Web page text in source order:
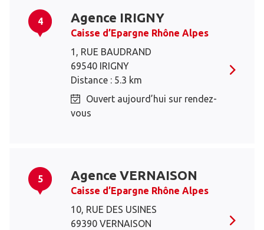
4 Agence IRIGNY
Caisse d’Epargne Rhône Alpes
1, RUE BAUDRAND
69540 IRIGNY
Distance : 5.3 km
Ouvert aujourd’hui sur rendez-
vous
5 Agence VERNAISON
Caisse d’Epargne Rhône Alpes
10, RUE DES USINES
69390 VERNAISON